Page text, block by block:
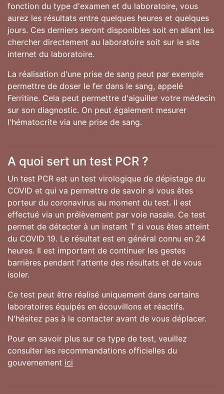
fonction du type d'examen et du laboratoire, vous
aurez les résultats entre quelques heures et quelques
jours. Ces derniers seront disponibles soit en allant les
chercher directement au laboratoire soit sur le site
internet du laboratoire.
La réalisation d'une prise de sang peut par exemple
permettre de doser le fer dans le sang, appelé
Ferritine. Cela peut permettre d'aiguiller votre médecin
sur son diagnostic. On peut également mesurer
l'hématocrite via une prise de sang.
A quoi sert un test PCR ?
Un test PCR est un test virologique de dépistage du
COVID et qui va permettre de savoir si vous êtes
porteur du coronavirus au moment du test. Il est
effectué via un prélèvement par voie nasale. Ce test
permet de détecter à un instant T si vous êtes atteint
du COVID 19. Le résultat est en général connu en 24
heures. Il est important de continuer les gestes
barrières pendant l'attente des résultats et de vous
isoler.
Ce test peut être réalisé uniquement dans certains
laboratoires équipés en écouvillons et réactifs.
N'hésitez pas à le contacter avant de vous déplacer.
Pour en savoir plus sur ce type de test, veuillez
consulter les recommandations officielles du
gouvernement ici